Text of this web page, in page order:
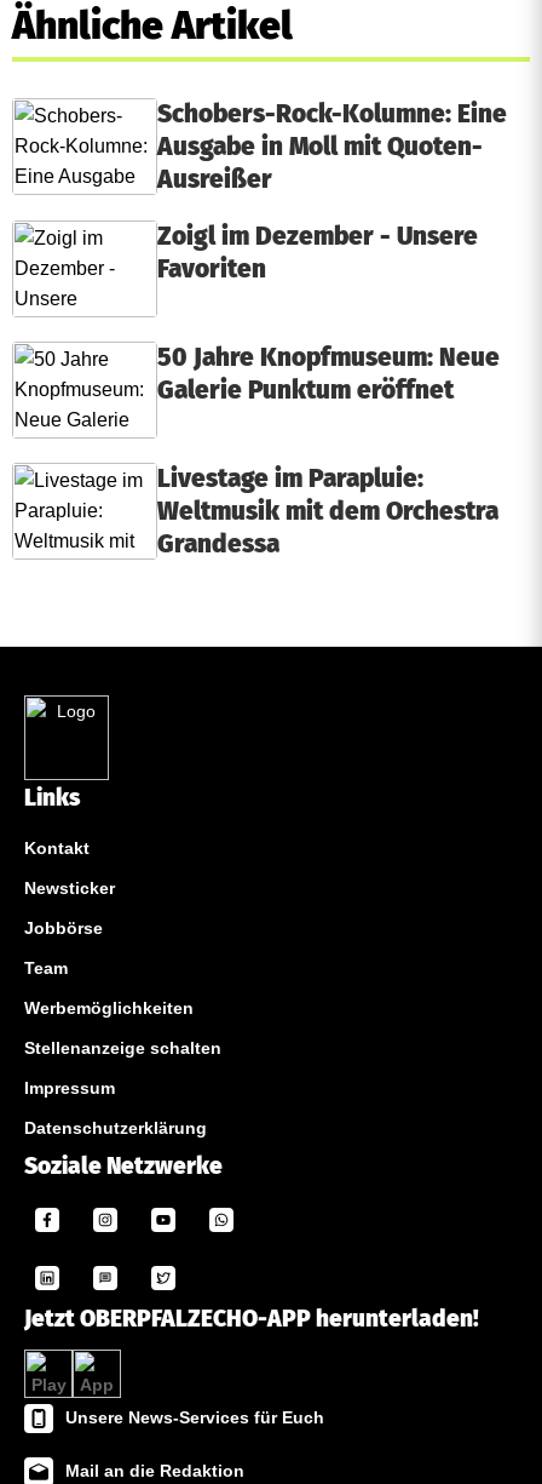
Ähnliche Artikel
Schobers-Rock-Kolumne: Eine
Ausgabe in Moll mit Quoten-
Ausreißer
Zoigl im Dezember - Unsere
Favoriten
50 Jahre Knopfmuseum: Neue
Galerie Punktum eröffnet
Livestage im Parapluie:
Weltmusik mit dem Orchestra
Grandessa
Links
Kontakt
Newsticker
Jobbörse
Team
Werbemöglichkeiten
Stellenanzeige schalten
Impressum
Datenschutzerklärung
Soziale Netzwerke
Jetzt OBERPFALZECHO-APP herunterladen!
Unsere News-Services für Euch
Mail an die Redaktion